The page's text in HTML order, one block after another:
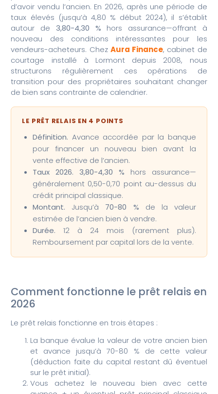
d’avoir vendu l’ancien. En 2026, après une période de
taux élevés (jusqu’à 4,80 % début 2024), il s’établit
autour de 3,80-4,30 % hors assurance—offrant à
nouveau des conditions intéressantes pour les
vendeurs-acheteurs. Chez Aura Finance, cabinet de
courtage installé à Lormont depuis 2008, nous
structurons régulièrement ces opérations de
transition pour des propriétaires souhaitant changer
de bien sans contrainte de calendrier.
LE PRÊT RELAIS EN 4 POINTS
Définition. Avance accordée par la banque
pour financer un nouveau bien avant la
vente effective de l’ancien.
Taux 2026.
3,80-4,30 % hors assurance—
généralement 0,50-0,70 point au-dessus du
crédit principal classique.
Montant. Jusqu’à 70-80 % de la valeur
estimée de l’ancien bien à vendre.
Durée. 12 à 24 mois (rarement plus).
Remboursement par capital lors de la vente.
Comment fonctionne le prêt relais en
2026
Le prêt relais fonctionne en trois étapes :
La banque évalue la valeur de votre ancien bien
et avance jusqu’à 70-80 % de cette valeur
(déduction faite du capital restant dû éventuel
sur le prêt initial).
Vous achetez le nouveau bien avec cette